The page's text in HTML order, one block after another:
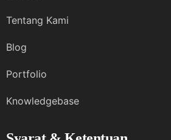
Tentang Kami
Blog
Portfolio
Knowledgebase